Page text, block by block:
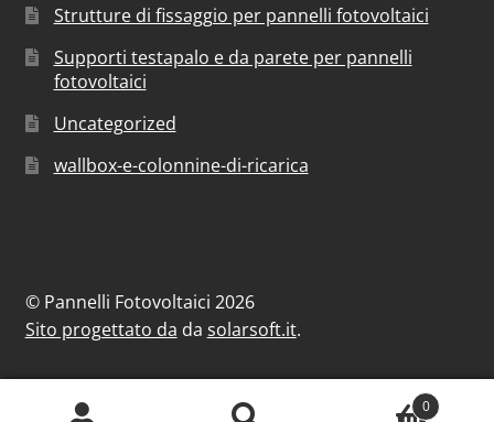
Strutture di fissaggio per pannelli fotovoltaici
Supporti testapalo e da parete per pannelli
fotovoltaici
Uncategorized
wallbox-e-colonnine-di-ricarica
© Pannelli Fotovoltaici 2026
Sito progettato da da solarsoft.it.
0